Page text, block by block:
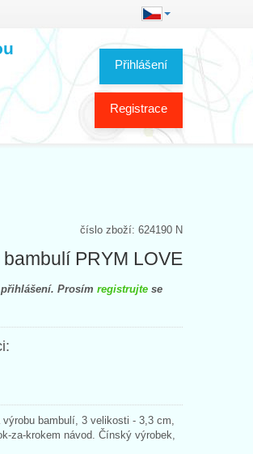
Přihlášení
Registrace
číslo zboží: 624190 N
PRYM LOVE
Prosím registrujte se
bambulí, 3 velikosti - 3,3 cm,
za-krokem návod. Čínský výrobek,